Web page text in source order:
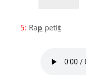
5: Rap petit